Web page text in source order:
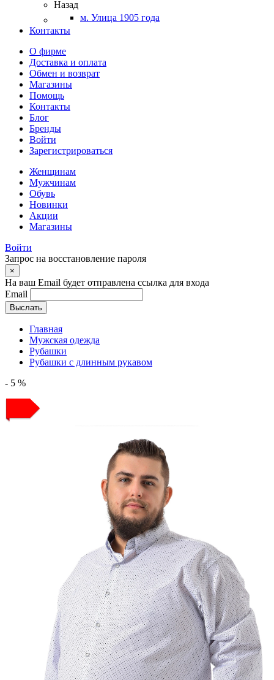
Назад
м. Улица 1905 года
Контакты
О фирме
Доставка и оплата
Обмен и возврат
Магазины
Помощь
Контакты
Блог
Бренды
Войти
Зарегистрироваться
Женщинам
Мужчинам
Обувь
Новинки
Акции
Магазины
Войти
Запрос на восстановление пароля
×
На ваш Email будет отправлена ссылка для входа
Email
Выслать
Главная
Мужская одежда
Рубашки
Рубашки с длинным рукавом
- 5 %